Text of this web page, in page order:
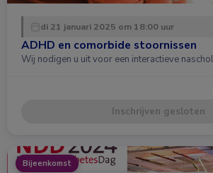
di 21 januari 2025 om 18:00 uur
ADHD en comorbide stoornissen
Wij nodigen u uit voor een interactieve
Inschrijven gesloten
Bijeenkomst